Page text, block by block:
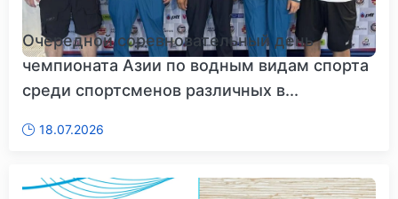
Очередной соревновательный день
чемпионата Азии по водным видам спорта
среди спортсменов различных в...
18.07.2026